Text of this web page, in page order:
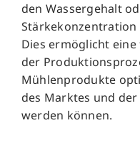
den Wassergehalt
Dies ermöglicht
der
Mühlenprodukte
des Marktes und
werden können.